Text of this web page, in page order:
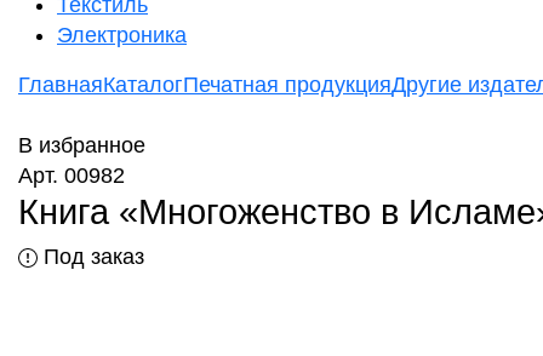
Текстиль
Электроника
ГлавнаяКаталогПечатная продукцияДругие
В избранное
Арт. 00982
Книга «Многоженство в
Под заказ